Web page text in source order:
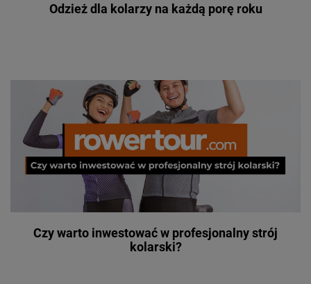
Odzież dla kolarzy na każdą porę roku
Czy warto inwestować w profesjonalny strój
kolarski?